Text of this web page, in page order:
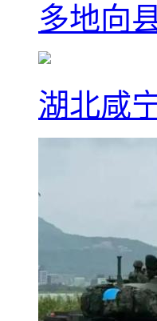
多地向
湖北咸